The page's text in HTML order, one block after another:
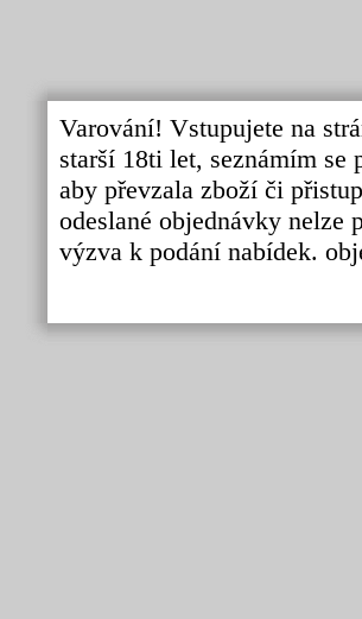
Varování! Vstupujete na
starší 18ti let, seznámím
aby převzala zboží či
odeslané objednávky
výzva k podání nabídek.